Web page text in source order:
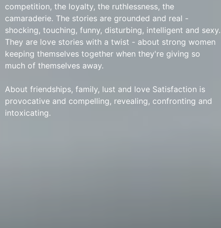
competition, the loyalty, the ruthlessness, the
camaraderie. The stories are grounded and real -
shocking, touching, funny, disturbing, intelligent and sexy.
They are love stories with a twist - about strong women
keeping themselves together when they're giving so
much of themselves away.
About friendships, family, lust and love Satisfaction is
provocative and compelling, revealing, confronting and
intoxicating.